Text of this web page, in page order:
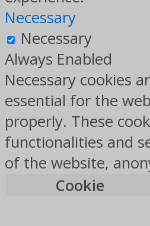
Necessary
Necessary
Always Enabled
Necessary cookies
essential for the
properly. These
functionalities and
of the website,
Cookie